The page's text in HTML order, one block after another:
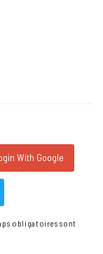
With Google
obligatoires sont